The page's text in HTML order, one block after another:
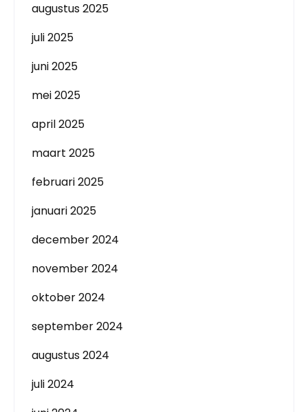
augustus 2025
juli 2025
juni 2025
mei 2025
april 2025
maart 2025
februari 2025
januari 2025
december 2024
november 2024
oktober 2024
september 2024
augustus 2024
juli 2024